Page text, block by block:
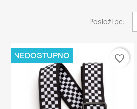
Posloži po:
NEDOSTUPNO favorite_border